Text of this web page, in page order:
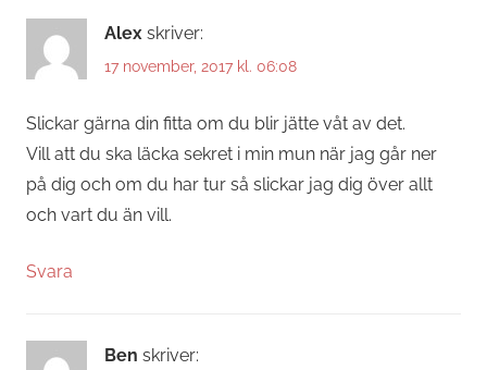
Alex skriver:
17 november, 2017 kl. 06:08
Slickar gärna din fitta om du blir jätte våt av det.
Vill att du ska läcka sekret i min mun när jag går ner
på dig och om du har tur så slickar jag dig över allt
och vart du än vill.
Svara
Ben skriver: